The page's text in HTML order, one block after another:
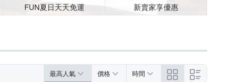
FUN夏日天天免運 新賣家享優惠
最高人氣 價格 時間